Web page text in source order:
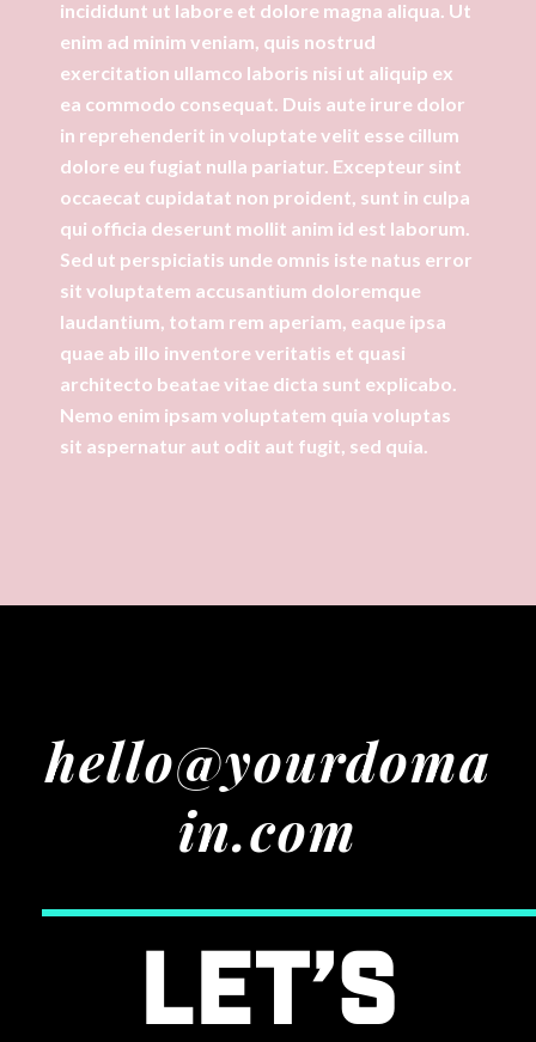
incididunt ut labore et dolore magna aliqua. Ut
enim ad minim veniam, quis nostrud
exercitation ullamco laboris nisi ut aliquip ex
ea commodo consequat. Duis aute irure dolor
in reprehenderit in voluptate velit esse cillum
dolore eu fugiat nulla pariatur. Excepteur sint
occaecat cupidatat non proident, sunt in culpa
qui officia deserunt mollit anim id est laborum.
Sed ut perspiciatis unde omnis iste natus error
sit voluptatem accusantium doloremque
laudantium, totam rem aperiam, eaque ipsa
quae ab illo inventore veritatis et quasi
architecto beatae vitae dicta sunt explicabo.
Nemo enim ipsam voluptatem quia voluptas
sit aspernatur aut odit aut fugit, sed quia.
hello@yourdoma
in.com
Let’s